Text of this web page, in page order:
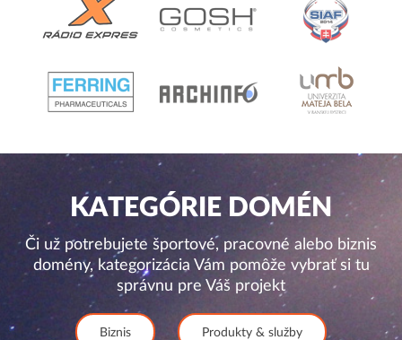
KATEGÓRIE DOMÉN
Či už potrebujete športové, pracovné alebo biznis
domény, kategorizácia Vám pomôže vybrať si tu
správnu pre Váš projekt
Biznis Produkty & služby